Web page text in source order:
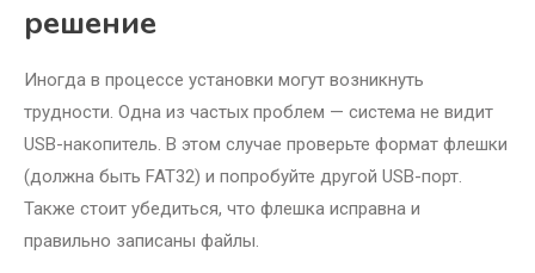
решение
Иногда в процессе установки могут возникнуть
трудности. Одна из частых проблем — система не видит
USB-накопитель. В этом случае проверьте формат флешки
(должна быть FAT32) и попробуйте другой USB-порт.
Также стоит убедиться, что флешка исправна и
правильно записаны файлы.